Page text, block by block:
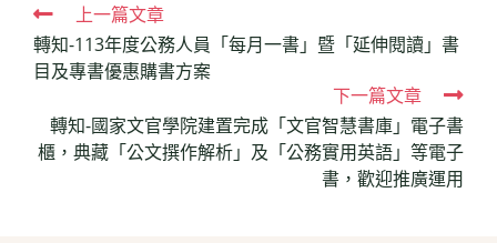
Read
more
articles
上一篇文章
轉知-113年度公務人員「每月一書」暨「延伸閱讀」書
目及專書優惠購書方案
下一篇文章
轉知-國家文官學院建置完成「文官智慧書庫」電子書
櫃，典藏「公文撰作解析」及「公務實用英語」等電子
書，歡迎推廣運用